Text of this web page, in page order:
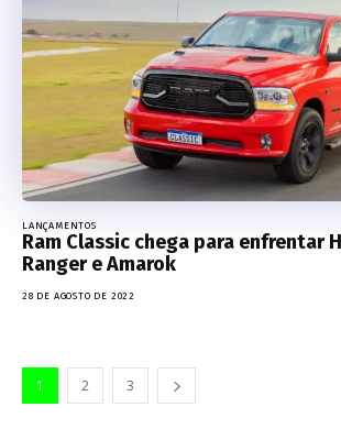
LANÇAMENTOS
Ram Classic chega para enfrentar
Ranger e Amarok
28 DE AGOSTO DE 2022
1 2 3